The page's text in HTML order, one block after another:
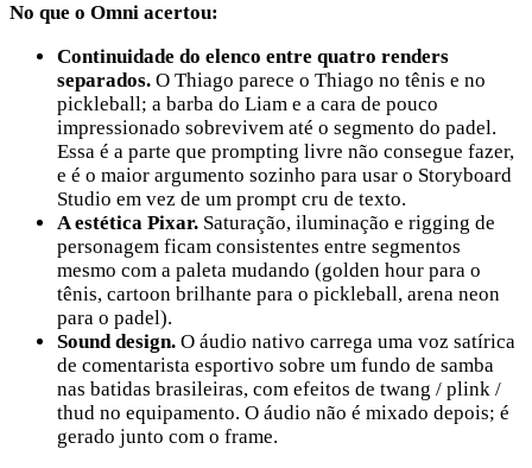
No que o Omni acertou:
Continuidade do elenco entre quatro renders
separados. O Thiago parece o Thiago no tênis e no
pickleball; a barba do Liam e a cara de pouco
impressionado sobrevivem até o segmento do padel.
Essa é a parte que prompting livre não consegue fazer,
e é o maior argumento sozinho para usar o Storyboard
Studio em vez de um prompt cru de texto.
A estética Pixar. Saturação, iluminação e rigging de
personagem ficam consistentes entre segmentos
mesmo com a paleta mudando (golden hour para o
tênis, cartoon brilhante para o pickleball, arena neon
para o padel).
Sound design. O áudio nativo carrega uma voz satírica
de comentarista esportivo sobre um fundo de samba
nas batidas brasileiras, com efeitos de twang / plink /
thud no equipamento. O áudio não é mixado depois; é
gerado junto com o frame.